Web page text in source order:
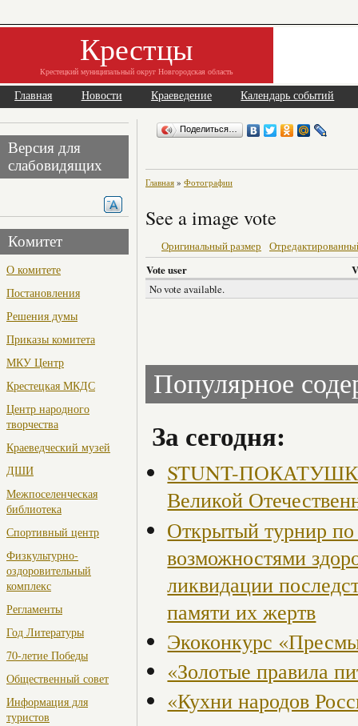
Крестцы
Крестецкий муниципальный округ Новгородская область
Главная Новости Краеведение Календарь событий
Версия для
слабовидящих
Комитет
О комитете
Постановления
Решения думы
Приказы комитета
МКУ Центр
Крестецкая МКДС
Центр народного
творчества
Краеведческий музей
ДШИ
Межпоселенческая
библиотека
Спортивный центр
Физкультурно-
оздоровительный
комплекс
Регламенты
Год Литературы
70-летие Победы
Общественный совет
Информация для
туристов
Поделиться…
Главная » Фотографии
See a image vote
Оригинальный размер
Vote user
No vote available.
Популярное
За сегодня:
STUNT-
Великой
Открытый турнир
возможностями
ликвидации
памяти их жертв
Экоконкурс
«Золотые правила
«Кухни народов